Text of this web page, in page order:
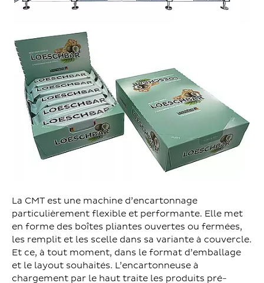
La CMT est une machine d’encartonnage
particulièrement flexible et performante. Elle met
en forme des boîtes pliantes ouvertes ou fermées,
les remplit et les scelle dans sa variante à couvercle.
Et ce, à tout moment, dans le format d’emballage
et le layout souhaités. L’encartonneuse à
chargement par le haut traite les produits pré-